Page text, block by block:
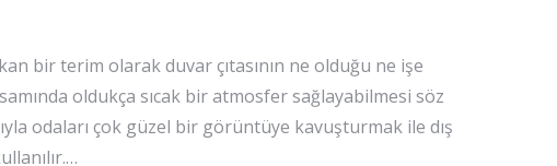
bir terim olarak duvar çıtasının ne olduğu ne işe
oldukça sıcak bir atmosfer sağlayabilmesi söz
odaları çok güzel bir görüntüye kavuşturmak ile dış